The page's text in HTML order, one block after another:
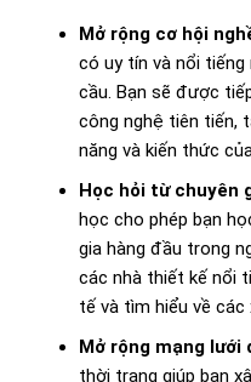
Mở rộng cơ hội
có uy tín và nổi
cầu. Bạn sẽ được
công nghệ tiên tiến,
năng và kiến thức
Học hỏi từ chuyên
học cho phép bạn
gia hàng đầu trong
các nhà thiết kế nổi
tế và tìm hiểu về
Mở rộng mạng lưới
thời trang giúp bạn